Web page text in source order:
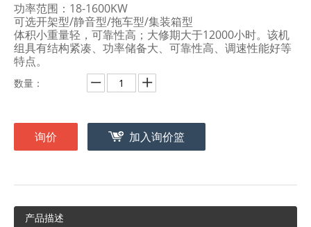
功率范围：18-1600KW
可选开架型/静音型/拖车型/集装箱型
体积小重量轻，可靠性高；大修期大于12000小时。该机
组具有结构紧凑、功率储备大、可靠性高、调速性能好等
特点。
数量：
询价 加入询价篮
产品描述